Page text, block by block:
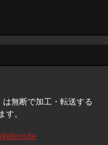
無断で加工・転送する
す。